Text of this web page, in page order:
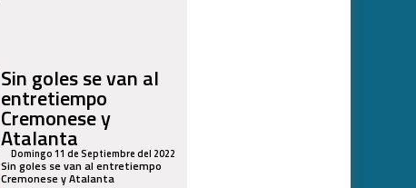
Sin goles se van al
entretiempo
Cremonese y
Atalanta
Domingo 11 de Septiembre del 2022
Sin goles se van al entretiempo
Cremonese y Atalanta